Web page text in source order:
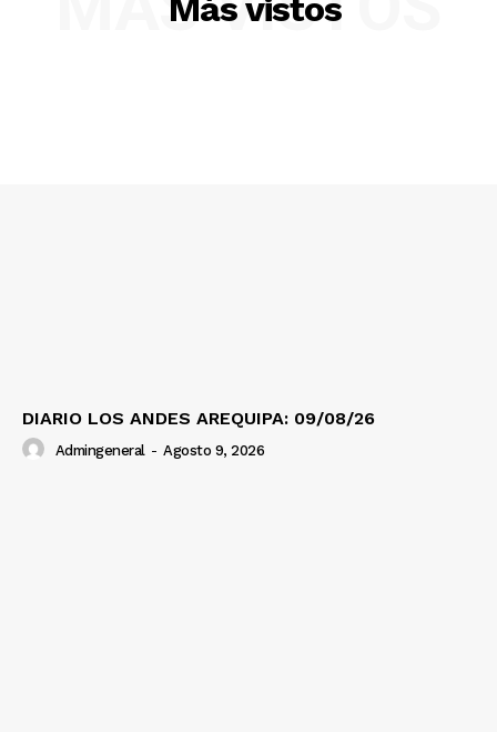
Más vistos
DIARIO LOS ANDES AREQUIPA: 09/08/26
Admingeneral - Agosto 9, 2026